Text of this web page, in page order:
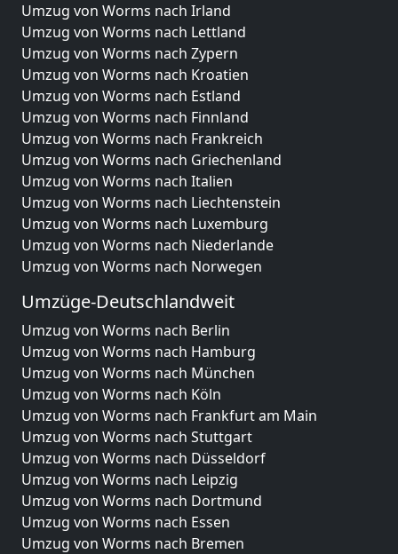
Umzug von Worms nach Irland
Umzug von Worms nach Lettland
Umzug von Worms nach Zypern
Umzug von Worms nach Kroatien
Umzug von Worms nach Estland
Umzug von Worms nach Finnland
Umzug von Worms nach Frankreich
Umzug von Worms nach Griechenland
Umzug von Worms nach Italien
Umzug von Worms nach Liechtenstein
Umzug von Worms nach Luxemburg
Umzug von Worms nach Niederlande
Umzug von Worms nach Norwegen
Umzüge-Deutschlandweit
Umzug von Worms nach Berlin
Umzug von Worms nach Hamburg
Umzug von Worms nach München
Umzug von Worms nach Köln
Umzug von Worms nach Frankfurt am Main
Umzug von Worms nach Stuttgart
Umzug von Worms nach Düsseldorf
Umzug von Worms nach Leipzig
Umzug von Worms nach Dortmund
Umzug von Worms nach Essen
Umzug von Worms nach Bremen